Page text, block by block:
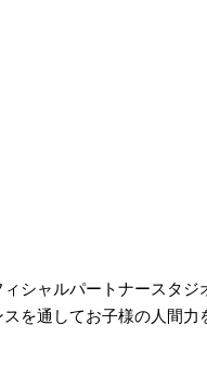
シャルパートナースタジ
を通してお子様の人間力